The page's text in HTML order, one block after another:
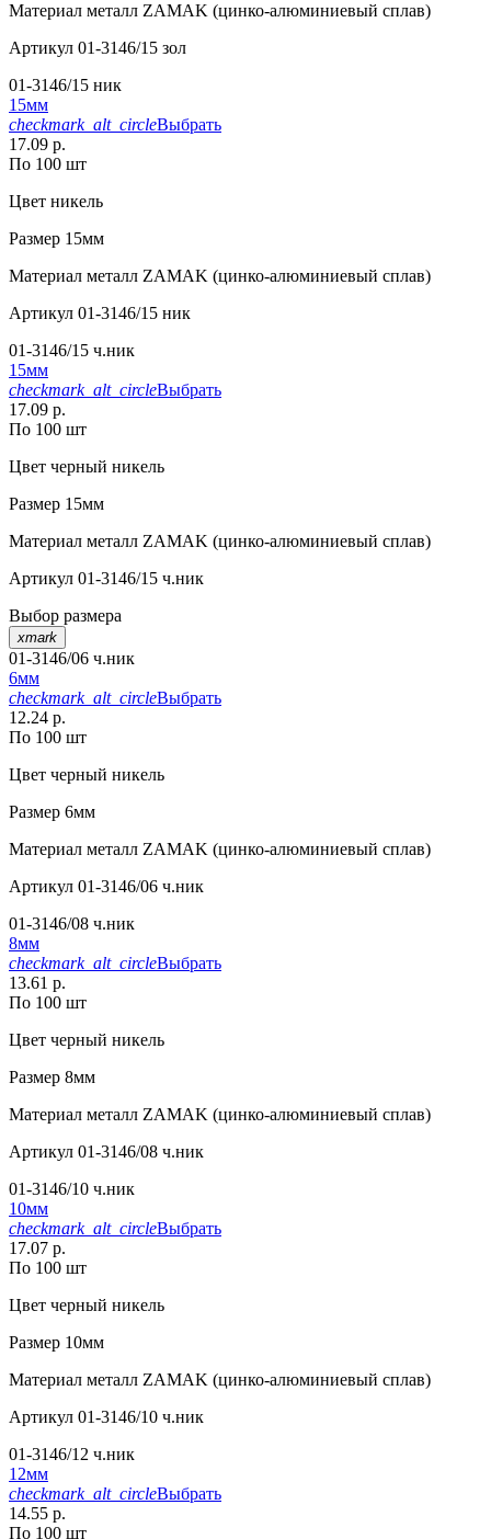
Материал металл ZAMAK (цинко-алюминиевый сплав)
Артикул 01-3146/15 зол
01-3146/15 ник
15мм
checkmark_alt_circleВыбрать
17.09 р.
По 100 шт
Цвет никель
Размер 15мм
Материал металл ZAMAK (цинко-алюминиевый сплав)
Артикул 01-3146/15 ник
01-3146/15 ч.ник
15мм
checkmark_alt_circleВыбрать
17.09 р.
По 100 шт
Цвет черный никель
Размер 15мм
Материал металл ZAMAK (цинко-алюминиевый сплав)
Артикул 01-3146/15 ч.ник
Выбор размера
xmark
01-3146/06 ч.ник
6мм
checkmark_alt_circleВыбрать
12.24 р.
По 100 шт
Цвет черный никель
Размер 6мм
Материал металл ZAMAK (цинко-алюминиевый сплав)
Артикул 01-3146/06 ч.ник
01-3146/08 ч.ник
8мм
checkmark_alt_circleВыбрать
13.61 р.
По 100 шт
Цвет черный никель
Размер 8мм
Материал металл ZAMAK (цинко-алюминиевый сплав)
Артикул 01-3146/08 ч.ник
01-3146/10 ч.ник
10мм
checkmark_alt_circleВыбрать
17.07 р.
По 100 шт
Цвет черный никель
Размер 10мм
Материал металл ZAMAK (цинко-алюминиевый сплав)
Артикул 01-3146/10 ч.ник
01-3146/12 ч.ник
12мм
checkmark_alt_circleВыбрать
14.55 р.
По 100 шт